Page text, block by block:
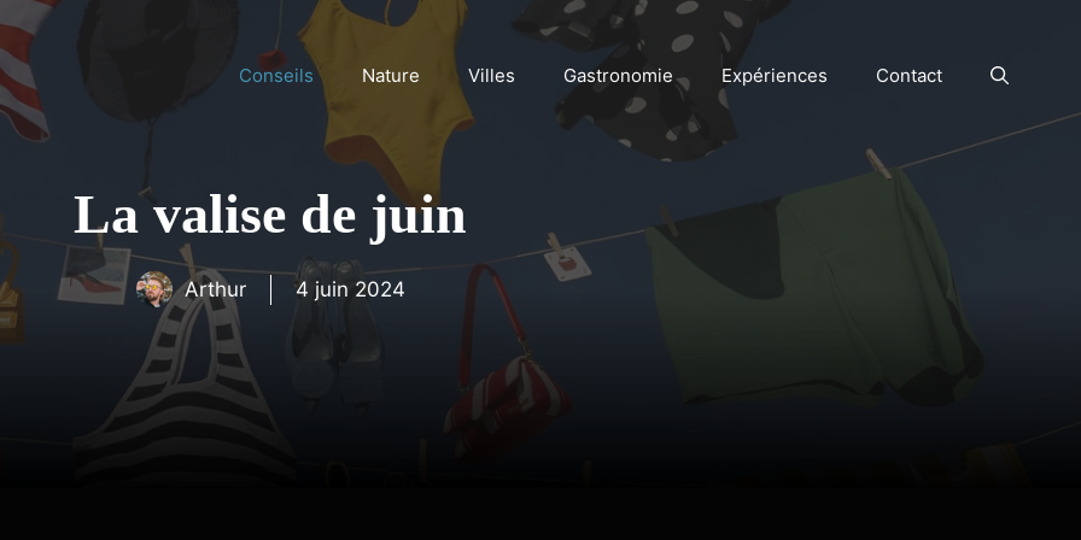
Conseils Nature Villes Gastronomie Expériences Contact
La valise de juin
Arthur 4 juin 2024